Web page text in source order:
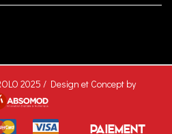
2025 / Design et Concept by
PAIEMENT